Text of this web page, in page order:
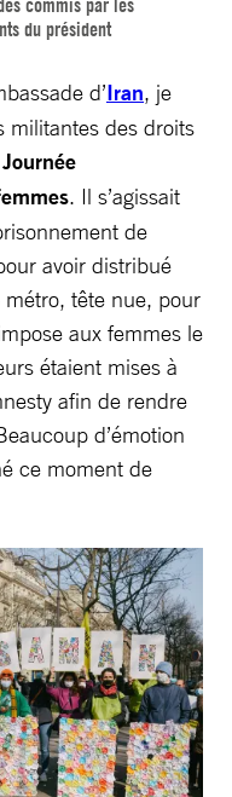
du président
d’Iran, je
militantes des droits
Journée
. Il s’agissait
de
avoir distribué
tête nue, pour
aux femmes le
étaient mises à
afin de rendre
d’émotion
ce moment de